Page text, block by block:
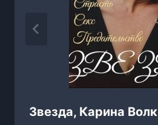
Звезда, Карина Волк